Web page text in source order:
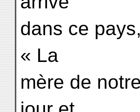
dans ce
« La
mère de